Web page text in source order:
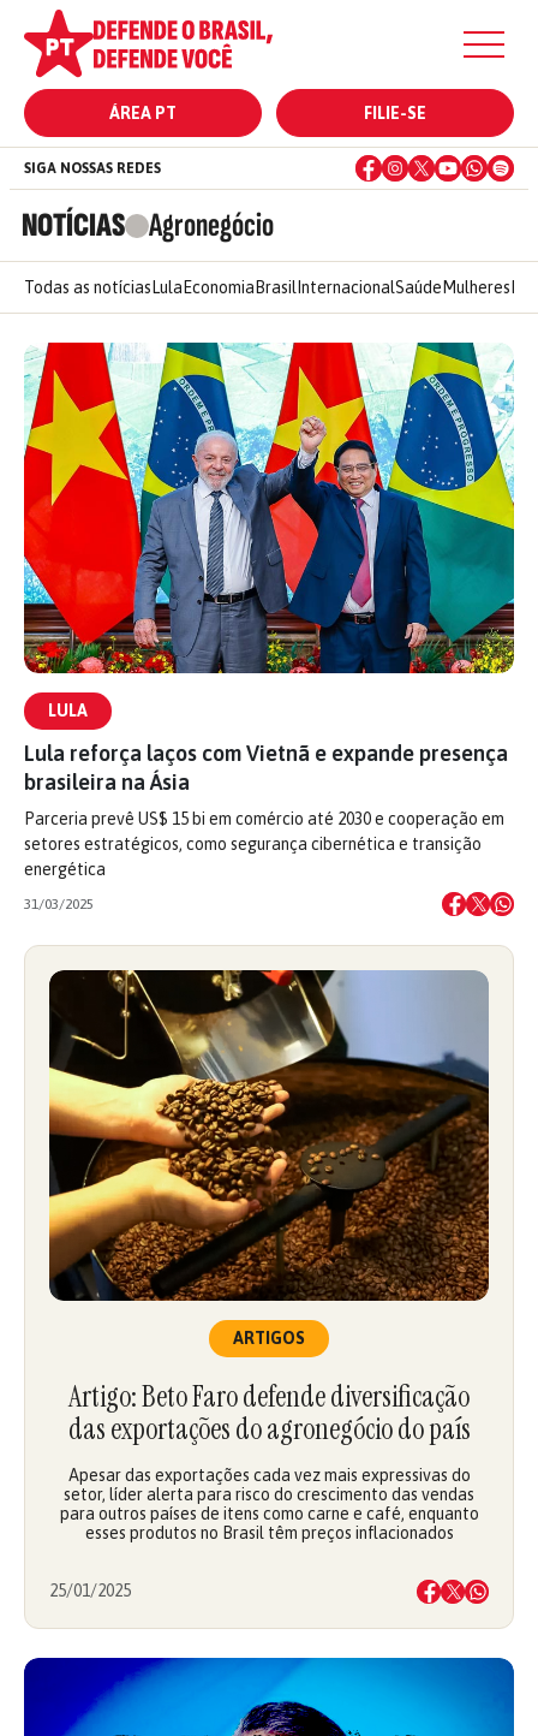
ÁREA PT FILIE-SE
NOTÍCIAS Agronegócio
SIGA NOSSAS REDES
Todas as notícias Lula Economia Brasil InternacionalSaúde Mulheres
LULA
Lula reforça laços com Vietnã e expande presença
brasileira na Ásia
Parceria prevê US$ 15 bi em comércio até 2030 e cooperação em
setores estratégicos, como segurança cibernética e transição
energética
31/03/2025
ARTIGOS
Artigo: Beto Faro defende diversificação
das exportações do agronegócio do país
Apesar das exportações cada vez mais expressivas do
setor, líder alerta para risco do crescimento das vendas
para outros países de itens como carne e café, enquanto
esses produtos no Brasil têm preços inflacionados
25/01/2025